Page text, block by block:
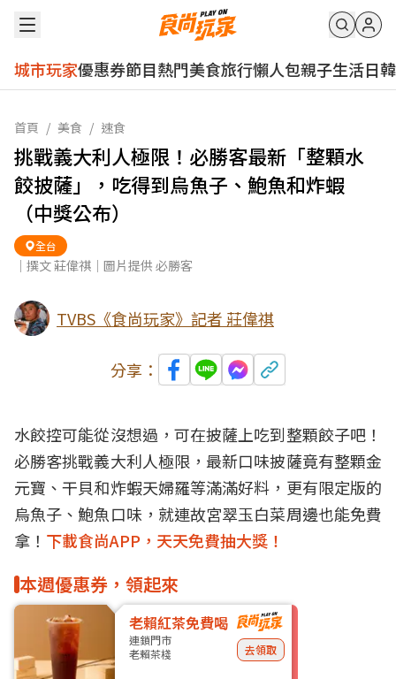
城市玩家優惠券節目熱門美食旅行懶人包親子生活日韓
首頁 / 美食 / 速食
挑戰義大利人極限！必勝客最新「整顆水
餃披薩」，吃得到烏魚子、鮑魚和炸蝦
（中獎公布）
全台
｜撰文 莊偉祺｜圖片提供 必勝客
TVBS《食尚玩家》記者 莊偉祺
分享：
水餃控可能從沒想過，可在披薩上吃到整顆餃子吧！
必勝客挑戰義大利人極限， 最新口味披薩竟有整顆金
元寶、干貝和炸蝦天婦羅等滿滿好料，更有限定版的
烏魚子、鮑魚口味，就連故宮翠玉白菜周邊也能免費
拿！ 下載食尚APP，天天免費抽大獎！
本週優惠券，領起來
老賴紅茶免費喝
連鎖門市
老賴茶棧
去領取